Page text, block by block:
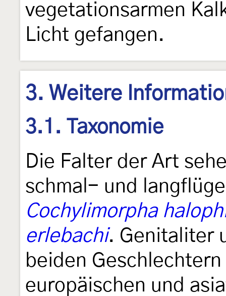
vegetationsarmen
Licht gefangen.
3. Weitere
3.1. Taxonomie
Die Falter der Art
schmal- und
Cochylimorpha
erlebachi. Genitaliter
beiden
europäischen und